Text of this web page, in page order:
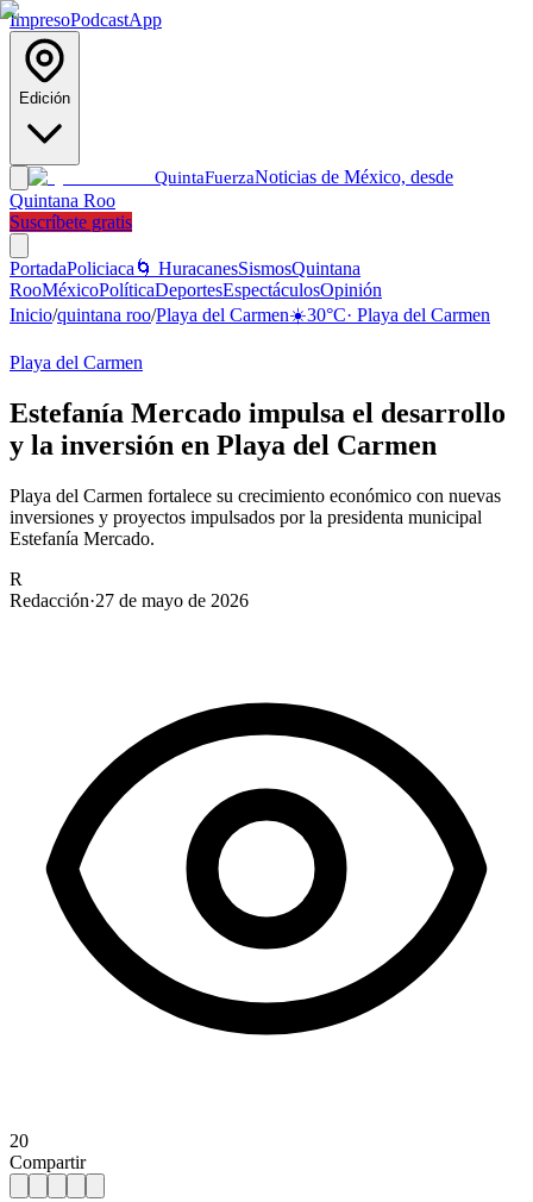
ImpresoPodcastApp
Edición
QuintaFuerzaNoticias de México, desde
Quintana Roo
Suscríbete gratis
PortadaPoliciaca 🌀 HuracanesSismosQuintana
RooMéxicoPolíticaDeportesEspectáculosOpinión
Inicio/quintana roo/Playa del Carmen☀️30°C· Playa del Carmen
Playa del Carmen
Estefanía Mercado impulsa el desarrollo
y la inversión en Playa del Carmen
Playa del Carmen fortalece su crecimiento económico con nuevas
inversiones y proyectos impulsados por la presidenta municipal
Estefanía Mercado.
R
Redacción·27 de mayo de 2026
20
Compartir